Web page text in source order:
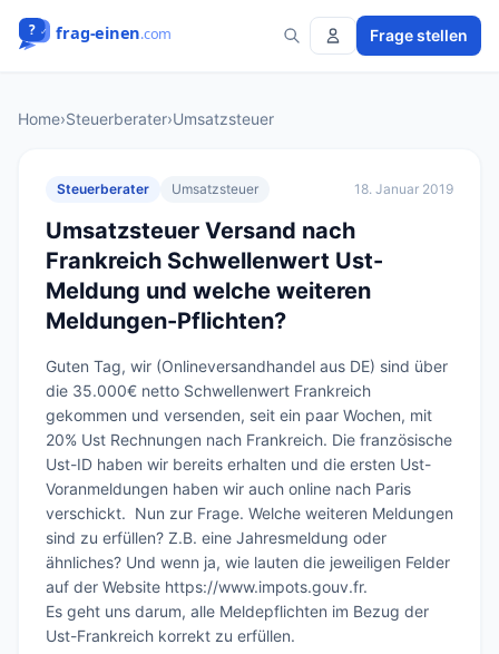
Frage stellen
Home›Steuerberater›Umsatzsteuer
Steuerberater Umsatzsteuer 18. Januar 2019
Umsatzsteuer Versand nach
Frankreich Schwellenwert Ust-
Meldung und welche weiteren
Meldungen-Pflichten?
Guten Tag, wir (Onlineversandhandel aus DE) sind über
die 35.000€ netto Schwellenwert Frankreich
gekommen und versenden, seit ein paar Wochen, mit
20% Ust Rechnungen nach Frankreich. Die französische
Ust-ID haben wir bereits erhalten und die ersten Ust-
Voranmeldungen haben wir auch online nach Paris
verschickt.  Nun zur Frage. Welche weiteren Meldungen
sind zu erfüllen? Z.B. eine Jahresmeldung oder
ähnliches? Und wenn ja, wie lauten die jeweiligen Felder
auf der Website https://www.impots.gouv.fr.
Es geht uns darum, alle Meldepflichten im Bezug der
Ust-Frankreich korrekt zu erfüllen.